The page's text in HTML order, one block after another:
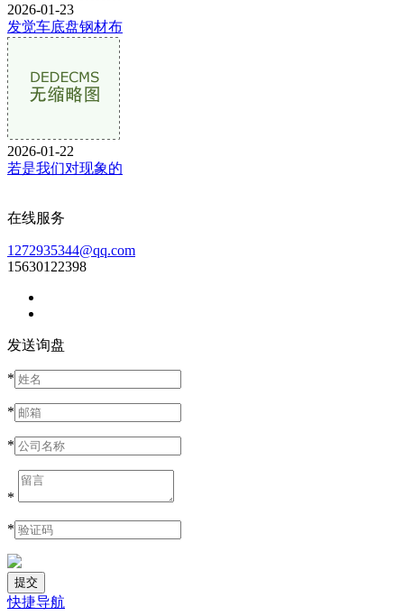
2026-01-23
发觉车底盘钢材布
2026-01-22
若是我们对现象的
在线服务
1272935344@qq.com
15630122398
发送询盘
*
*
*
*
*
快捷导航